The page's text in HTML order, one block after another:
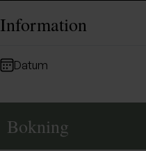
Information
Datum
Bokning